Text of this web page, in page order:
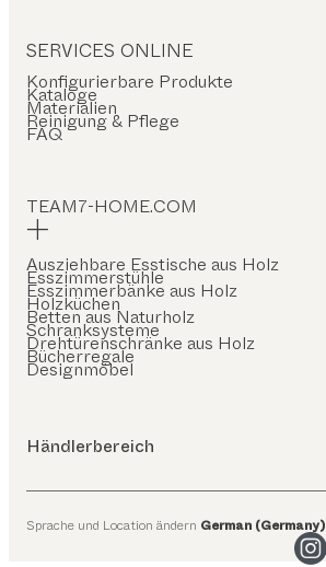
SERVICES ONLINE
Konfigurierbare Produkte
Kataloge
Materialien
Reinigung & Pflege
FAQ
TEAM7-HOME.COM
Ausziehbare Esstische aus Holz
Esszimmerstühle
Esszimmerbänke aus Holz
Holzküchen
Betten aus Naturholz
Schranksysteme
Drehtürenschränke aus Holz
Bücherregale
Designmöbel
Händlerbereich
Sprache und Location ändern German (Germany)